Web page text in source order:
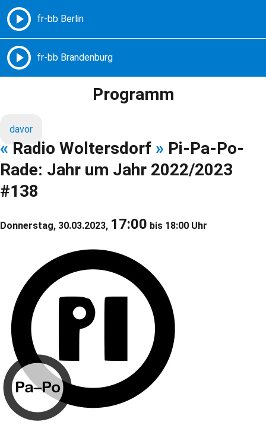
Freie Radios – Berlin Brandenburg
Programm
davor
« Radio Woltersdorf » Pi-Pa-Po-
Rade: Jahr um Jahr 2022/2023
#138
Donnerstag, 30.03.2023, 17:00 bis 18:00 Uhr